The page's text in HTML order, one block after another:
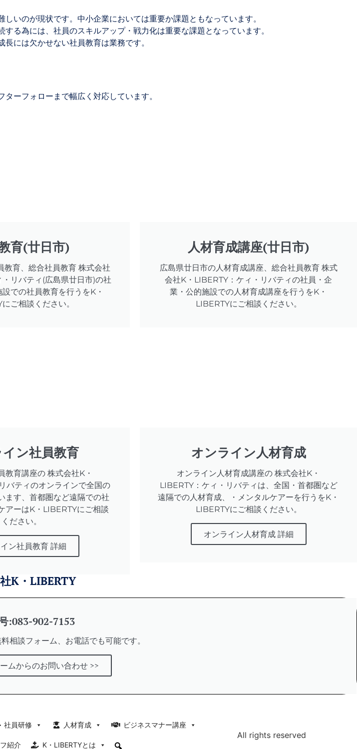
いのが現状です。中小企業においては重要か課題ともなっています。
る為には、社員のスキルアップ・戦力化は重要な課題となっています。
には欠かせない社員教育は業務です。
ターフォローまで幅広く対応しています。
育(廿日市)
教育、総合社員教育 株式会社
リバティ(広島県廿日市)の社
での社員教育を行うをK・
ご相談ください。
人材育成講座(廿日市)
広島県廿日市の人材育成講座、総合社員教育 株式
会社K・LIBERTY：ケィ・リバティの社員・企
業・公的施設での人材育成講座を行うをK・
LIBERTYにご相談ください。
ン社員教育
教育講座の 株式会社K・
バティのオンラインで全国の
ます、首都圏など遠隔での社
アーはK・LIBERTYにご相談
ください。
ン社員教育 詳細
オンライン人材育成
オンライン人材育成講座の 株式会社K・
LIBERTY：ケィ・リバティは、全国・首都圏など
遠隔での人材育成、・メンタルケアーを行うをK・
LIBERTYにご相談ください。
オンライン人材育成 詳細
:083-902-7153
相談フォーム、お電話でも可能です。
ムからのお問い合わせ >>
K・LIBERTY
社員研修 人材育成 ビジネスマナー講座
紹介 K・LIBERTYとは
All rights reserved